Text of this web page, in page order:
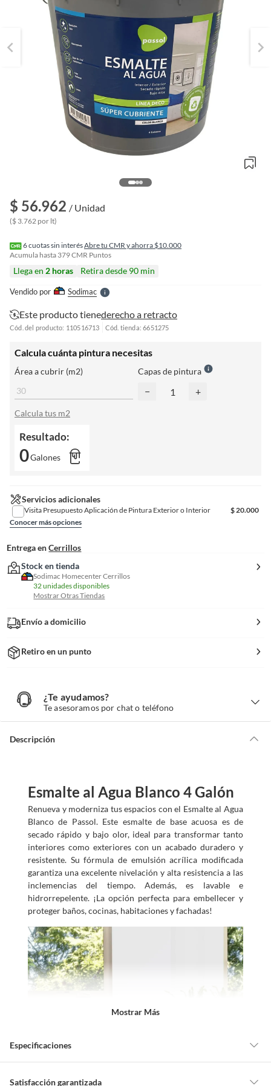
$ 56.962 / Unidad
($ 3.762 por lt)
6cuotas sin interésAbre tu CMR y ahorra $10.000
Acumula hasta 379CMR Puntos
Llega en 2 horas Retira desde 90 min
Vendido por SodimacS
l
e
r
o
Este producto tienederecho a retracto
Cód. del producto: 110516713 Cód. tienda: 6651275
Calcula cuánta pintura necesitas
Área a cubrir (m2)
Calcula tus m2
Capas de pintura
− +
Resultado:
0Galones
Servicios adicionales
Visita Presupuesto Aplicación de Pintura Exterior o Interior $20.000
Conocer más opciones
Entrega en Cerrillos
Stock en tienda
Sodimac Homecenter Cerrillos
32 unidades disponibles
Mostrar Otras Tiendas
Envío a domicilio
Retiro en un punto
¿Te ayudamos?
Te asesoramos por chat o teléfono
y
a
Descripción
Esmalte al Agua Blanco 4 Galón
Renueva y moderniza tus espacios con el Esmalte al Agua
Blanco de Passol. Este esmalte de base acuosa es de
secado rápido y bajo olor, ideal para transformar tanto
interiores como exteriores con un acabado duradero y
resistente. Su fórmula de emulsión acrílica modificada
garantiza una excelente nivelación y alta resistencia a las
inclemencias del tiempo. Además, es lavable e
hidrorrepelente. ¡La opción perfecta para embellecer y
proteger baños, cocinas, habitaciones y fachadas!
Mostrar Más
Especificaciones
Detalle de la garantía
Satisfacción garantizada